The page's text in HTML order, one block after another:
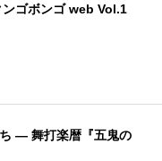
ンゴボンゴ web Vol.1
— 舞打楽暦『五鬼の